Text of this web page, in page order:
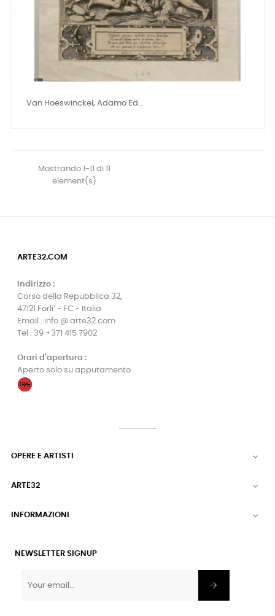
Van Hoeswinckel, Adamo Ed...
Mostrando 1-11 di 11
element(s)
ARTE32.COM
Indirizzo :
Corso della Repubblica 32,
47121 Forli’ - FC - Italia
Email : info @ arte32.com
Tel : 39 +371 415 7902
Orari d'apertura :
Aperto solo su apputamento
OPERE E ARTISTI 
ARTE32 
INFORMAZIONI 
NEWSLETTER SIGNUP